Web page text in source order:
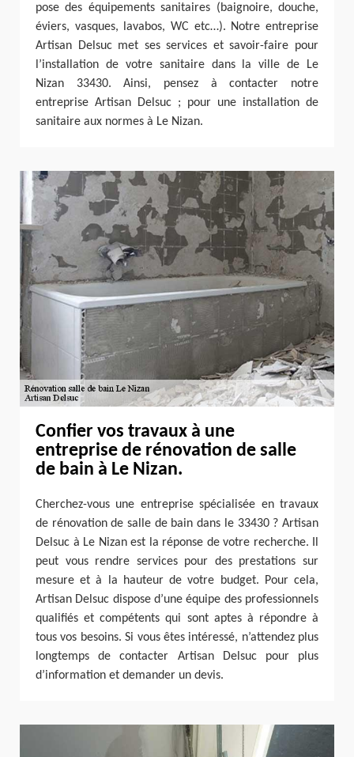
pose des équipements sanitaires (baignoire, douche,
éviers, vasques, lavabos, WC etc…). Notre entreprise
Artisan Delsuc met ses services et savoir-faire pour
l’installation de votre sanitaire dans la ville de Le
Nizan 33430. Ainsi, pensez à contacter notre
entreprise Artisan Delsuc ; pour une installation de
sanitaire aux normes à Le Nizan.
Confier vos travaux à une
entreprise de rénovation de salle
de bain à Le Nizan.
Cherchez-vous une entreprise spécialisée en travaux
de rénovation de salle de bain dans le 33430 ? Artisan
Delsuc à Le Nizan est la réponse de votre recherche. Il
peut vous rendre services pour des prestations sur
mesure et à la hauteur de votre budget. Pour cela,
Artisan Delsuc dispose d’une équipe des professionnels
qualifiés et compétents qui sont aptes à répondre à
tous vos besoins. Si vous êtes intéressé, n’attendez plus
longtemps de contacter Artisan Delsuc pour plus
d’information et demander un devis.